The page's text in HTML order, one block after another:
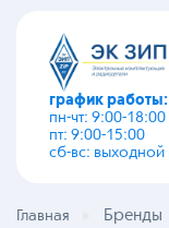
график работы:
пн-чт: 9:00-18:00
пт: 9:00-15:00
сб-вс: выходной
Главная Бренды